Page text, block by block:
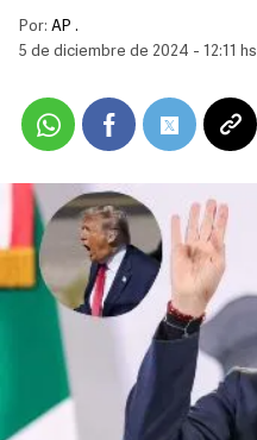
Por: AP .
5 de diciembre de 2024 - 12:11 hs